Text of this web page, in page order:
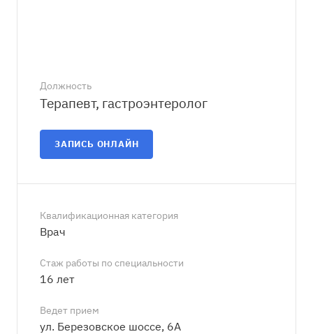
Должность
Терапевт, гастроэнтеролог
ЗАПИСЬ ОНЛАЙН
Квалификационная категория
Врач
Стаж работы по специальности
16 лет
Ведет прием
ул. Березовское шоссе, 6А